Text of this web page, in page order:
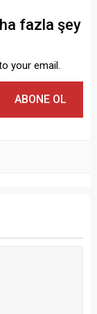
fazla şey
your email.
ABONE OL